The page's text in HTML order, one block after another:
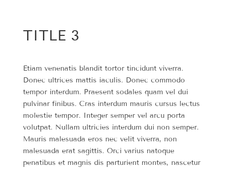
TITLE 3
Etiam venenatis blandit tortor tincidunt viverra.
Donec ultrices mattis iaculis. Donec commodo
tempor interdum. Praesent sodales quam vel dui
pulvinar finibus. Cras interdum mauris cursus lectus
molestie tempor. Integer semper vel arcu porta
volutpat. Nullam ultricies interdum dui non semper.
Mauris malesuada eros nec velit viverra, non
malesuada erat sagittis. Orci varius natoque
penatibus et magnis dis parturient montes, nascetur